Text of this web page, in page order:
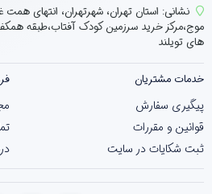
نشانی: استان تهران، شهرتهران، انتهای همت
های تویلند
خدمات مشتریان
پیگیری سفارش
قوانین و مقررات
ثبت شکایات در سایت